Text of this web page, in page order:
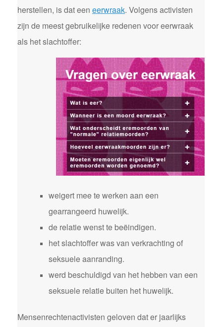
herstellen, is dat een eerwraak. Volgens activisten
zijn de meest gebruikelijke redenen voor eerwraak
als het slachtoffer:
weigert mee te werken aan een
gearrangeerd huwelijk.
de relatie wenst te beëindigen.
het slachtoffer was van verkrachting of
seksuele aanranding.
werd beschuldigd van het hebben van een
seksuele relatie buiten het huwelijk.
Mensenrechtenactivisten geloven dat er jaarlijks